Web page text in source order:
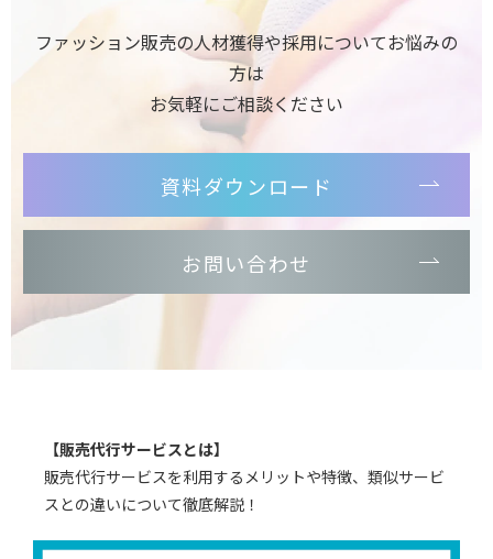
ファッション販売の人材獲得や採用についてお悩みの
方は
お気軽にご相談ください
資料ダウンロード
お問い合わせ
【販売代行サービスとは】
販売代行サービスを利用するメリットや特徴、類似サービ
スとの違いについて徹底解説！